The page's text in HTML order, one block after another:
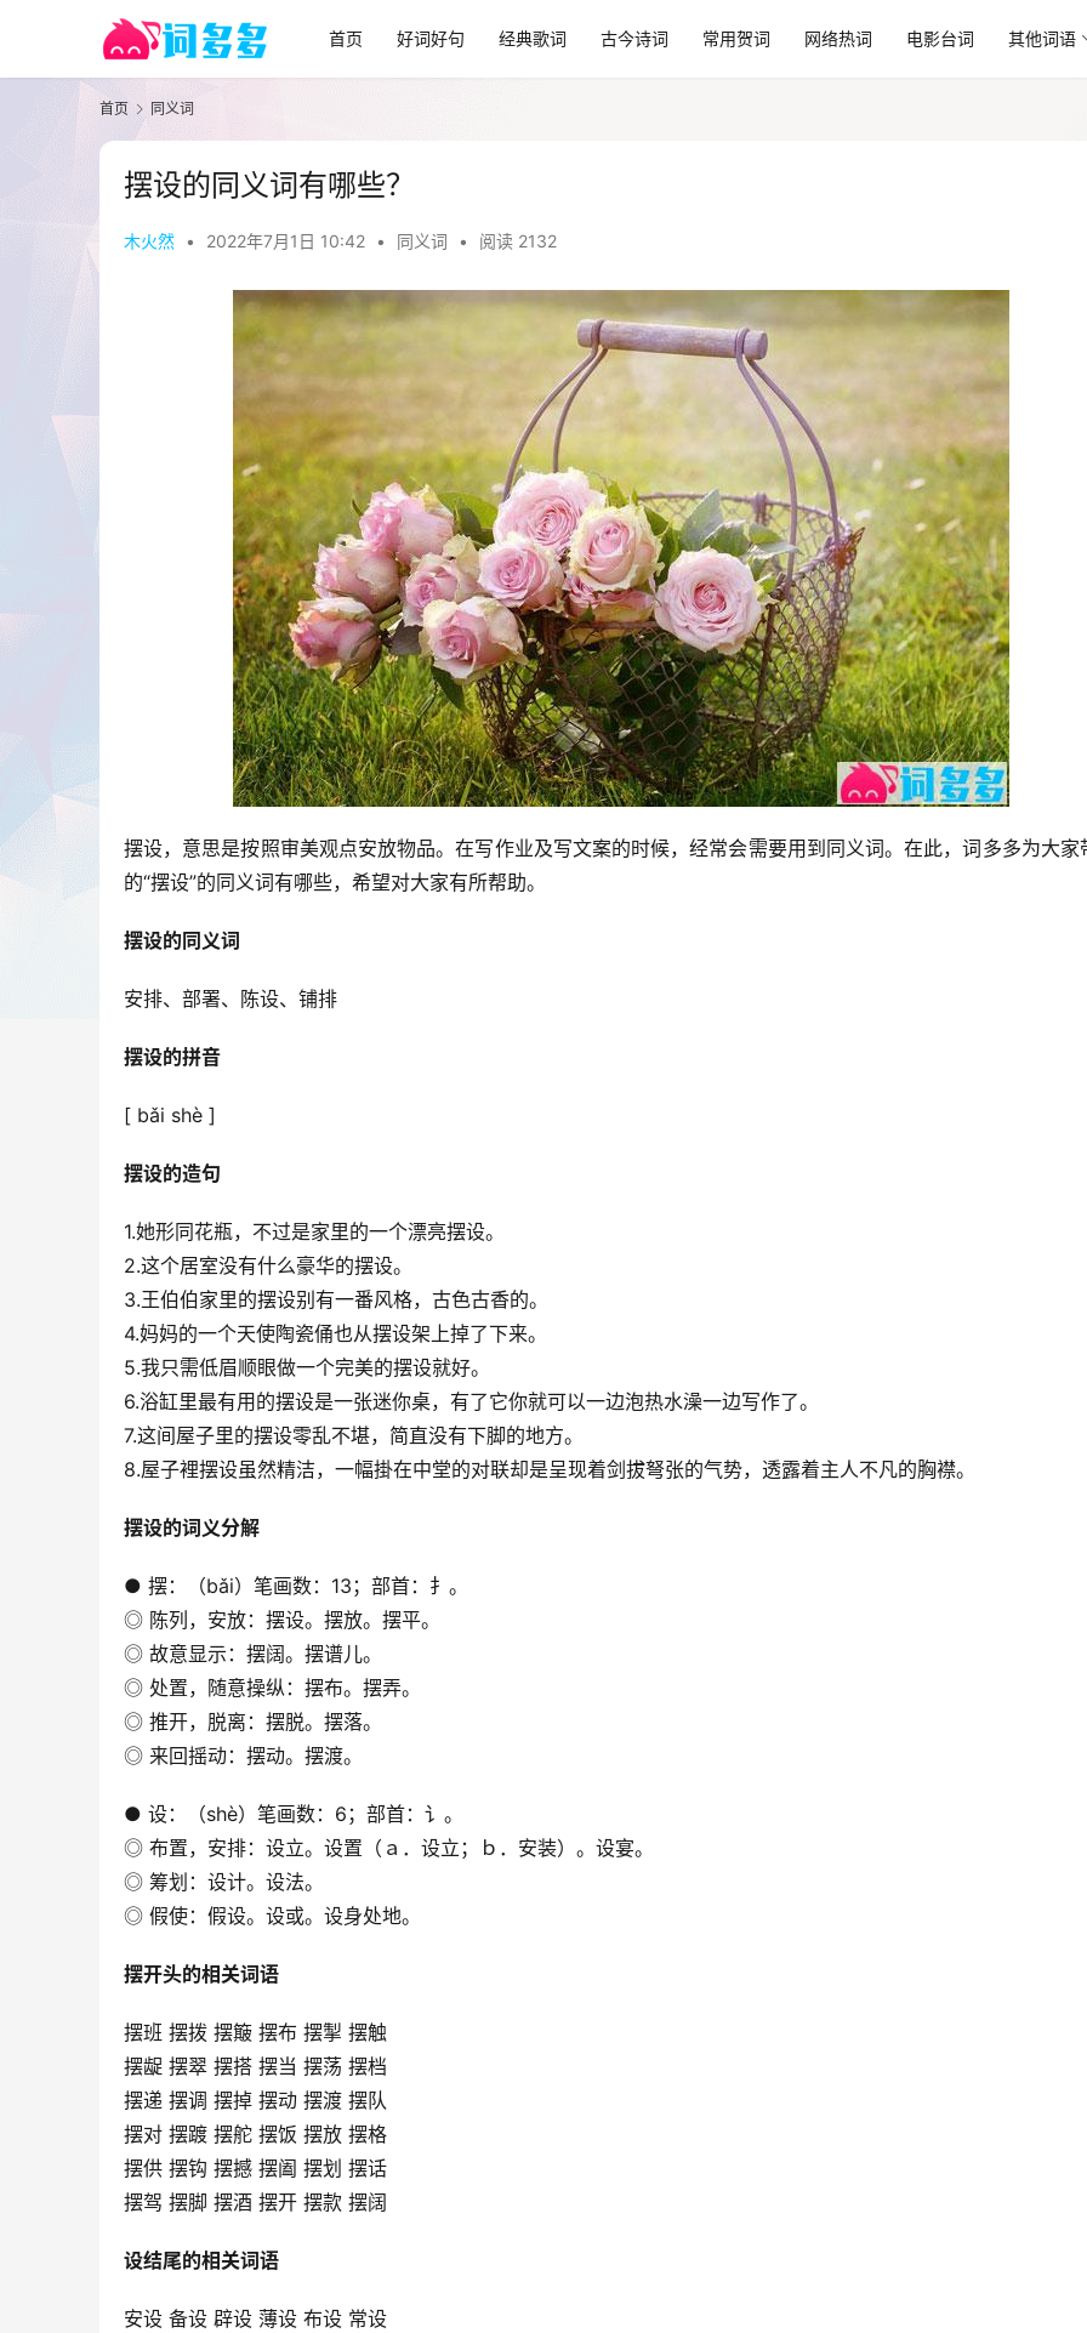
首页 好词好句 经典歌词 古今诗词 常用贺词 网络热词 电影台词 其他词语
首页 同义词
摆设的同义词有哪些？
木火然 • 2022年7月1日 10:42 • 同义词 • 阅读 2132
摆设，意思是按照审美观点安放物品。在写作业及写文案的时候，经常会需要用到同义词。在此，词多多为大家
的“摆设”的同义词有哪些，希望对大家有所帮助。
摆设的同义词
安排、部署、陈设、铺排
摆设的拼音
[ bǎi shè ]
摆设的造句
1.她形同花瓶，不过是家里的一个漂亮摆设。
2.这个居室没有什么豪华的摆设。
3.王伯伯家里的摆设别有一番风格，古色古香的。
4.妈妈的一个天使陶瓷俑也从摆设架上掉了下来。
5.我只需低眉顺眼做一个完美的摆设就好。
6.浴缸里最有用的摆设是一张迷你桌，有了它你就可以一边泡热水澡一边写作了。
7.这间屋子里的摆设零乱不堪，简直没有下脚的地方。
8.屋子裡摆设虽然精洁，一幅掛在中堂的对联却是呈现着剑拔弩张的气势，透露着主人不凡的胸襟。
摆设的词义分解
● 摆：（bǎi）笔画数：13；部首：扌。
◎ 陈列，安放：摆设。摆放。摆平。
◎ 故意显示：摆阔。摆谱儿。
◎ 处置，随意操纵：摆布。摆弄。
◎ 推开，脱离：摆脱。摆落。
◎ 来回摇动：摆动。摆渡。
● 设：（shè）笔画数：6；部首：讠。
◎ 布置，安排：设立。设置（ａ．设立；ｂ．安装）。设宴。
◎ 筹划：设计。设法。
◎ 假使：假设。设或。设身处地。
摆开头的相关词语
摆班 摆拨 摆簸 摆布 摆掣 摆触
摆龊 摆翠 摆搭 摆当 摆荡 摆档
摆递 摆调 摆掉 摆动 摆渡 摆队
摆对 摆踱 摆舵 摆饭 摆放 摆格
摆供 摆钩 摆撼 摆阖 摆划 摆话
摆驾 摆脚 摆酒 摆开 摆款 摆阔
设结尾的相关词语
安设 备设 辟设 薄设 布设 常设